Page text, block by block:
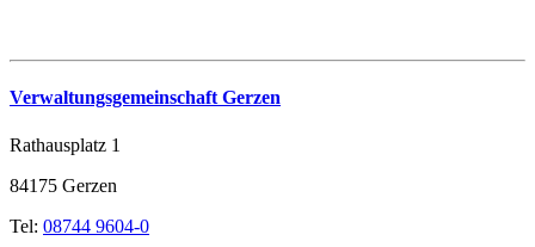
Verwaltungsgemeinschaft Gerzen
Rathausplatz 1
84175 Gerzen
Tel: 08744 9604-0